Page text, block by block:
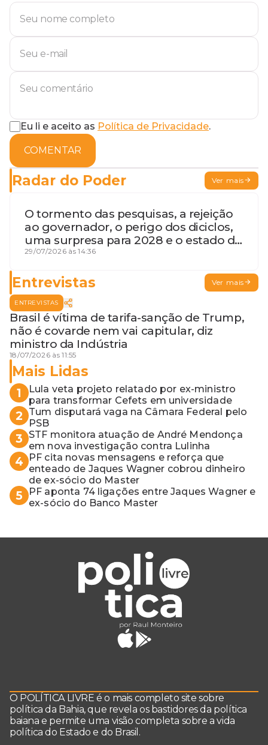
Eu li e aceito as Política de Privacidade.
COMENTAR
Radar do Poder Ver mais
O tormento das pesquisas, a rejeição
ao governador, o perigo dos diciclos,
uma surpresa para 2028 e o estado de
terceira guerra mundial
29/07/2026 às 14:36
Entrevistas Ver mais
ENTREVISTAS
Brasil é vítima de tarifa-sanção de Trump,
não é covarde nem vai capitular, diz
ministro da Indústria
18/07/2026 às 11:55
Mais Lidas
1
Lula veta projeto relatado por ex-ministro
para transformar Cefets em universidade
2
Tum disputará vaga na Câmara Federal pelo
PSB
3
STF monitora atuação de André Mendonça
em nova investigação contra Lulinha
4
PF cita novas mensagens e reforça que
enteado de Jaques Wagner cobrou dinheiro
de ex-sócio do Master
5
PF aponta 74 ligações entre Jaques Wagner e
ex-sócio do Banco Master
O POLÍTICA LIVRE é o mais completo site sobre
política da Bahia, que revela os bastidores da política
baiana e permite uma visão completa sobre a vida
política do Estado e do Brasil.